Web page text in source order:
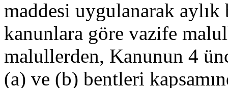
maddesi uygulanarak aylık
kanunlara göre vazife
malullerden, Kanunun 4
(a) ve (b) bentleri